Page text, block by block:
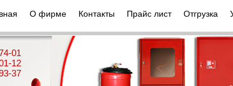
О фирме Контакты Прайс лист Отгрузка
01
12
37